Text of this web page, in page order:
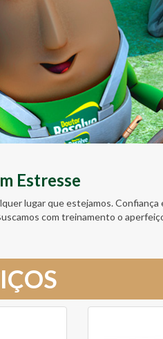
Estresse
lugar que estejamos. Confiança
com treinamento o